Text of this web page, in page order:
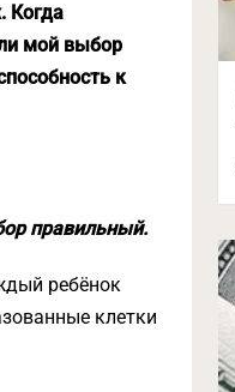
Когда
мой выбор
к
правильный.
ребёнок
клетки